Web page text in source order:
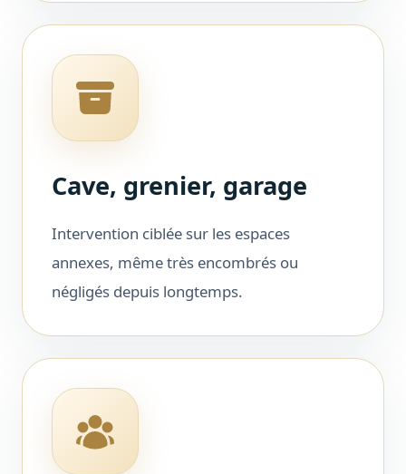
Cave, grenier, garage
Intervention ciblée sur les espaces
annexes, même très encombrés ou
négligés depuis longtemps.